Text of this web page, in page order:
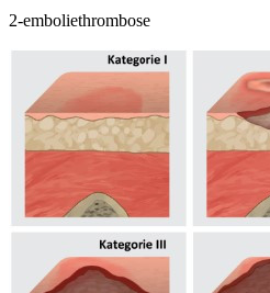
2-emboliethrombose